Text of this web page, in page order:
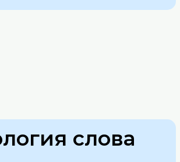
слова